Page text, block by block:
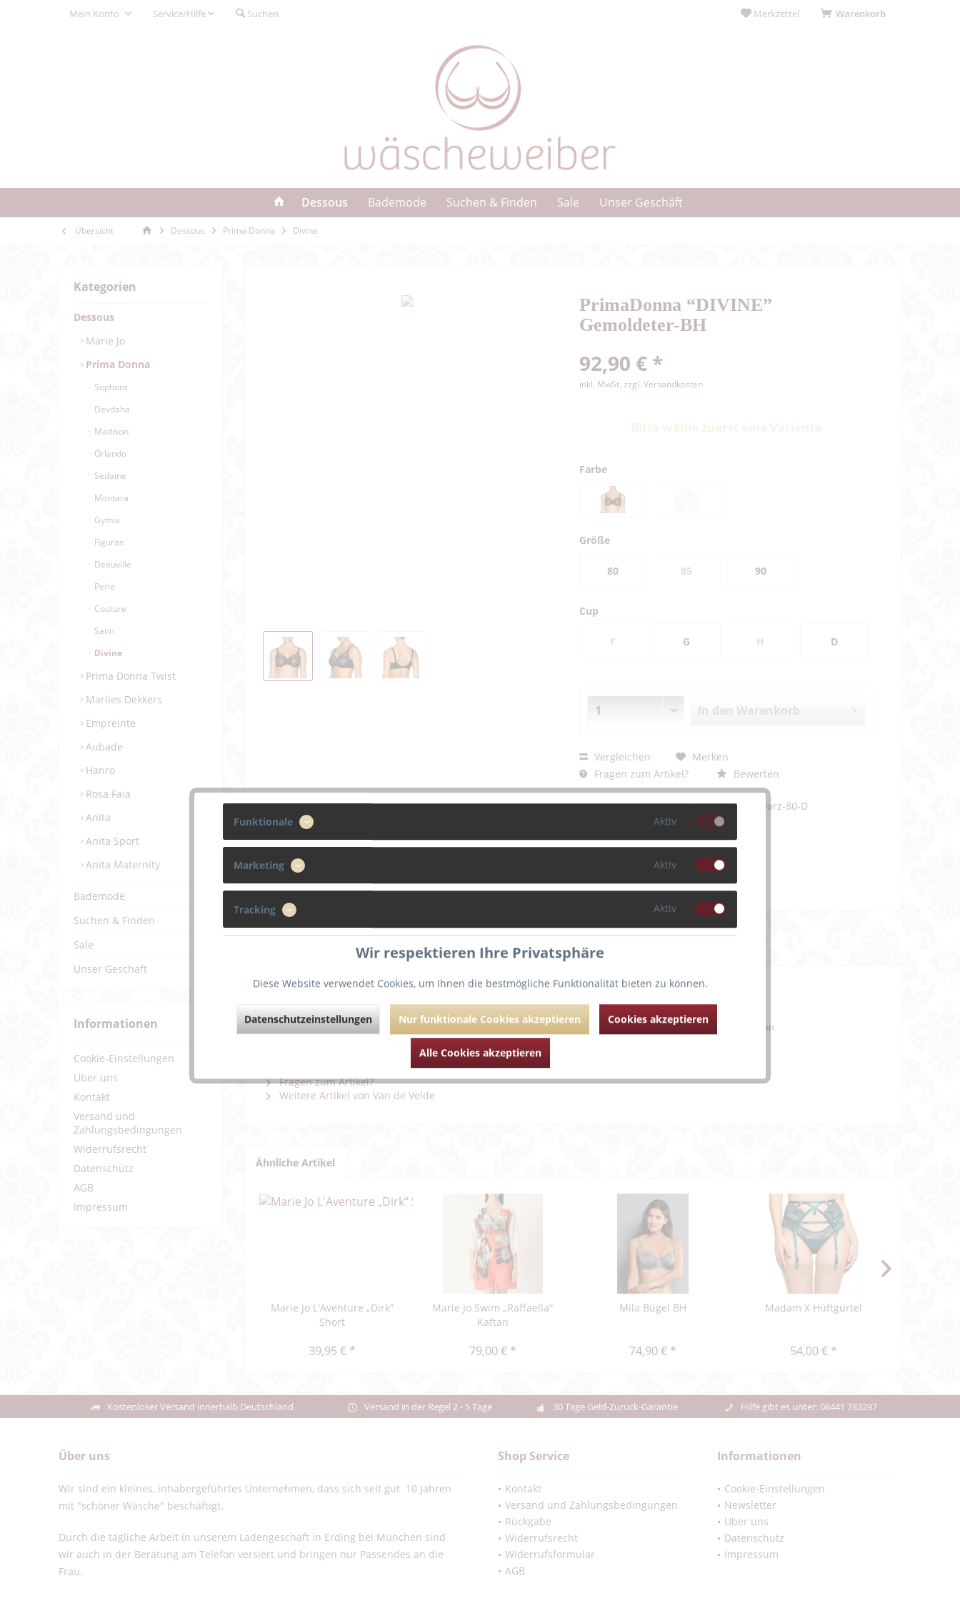
Warenkorb
Merkzettel
Mein Konto Service/Hilfe Suchen
Dessous Bademode Suchen & Finden Sale Unser Geschäft
Übersicht Dessous Prima Donna Divine
Kategorien
Dessous
Marie Jo
Prima Donna
Sophora
Devdaha
Madison
Orlando
Sedaine
Montara
Gythia
Figuras
Deauville
Perle
Couture
Satin
Divine
Prima Donna Twist
Marlies Dekkers
Empreinte
Aubade
Hanro
Rosa Faia
Anita
Anita Sport
Anita Maternity
Bademode
Suchen & Finden
Sale
Unser Geschäft
Informationen
Cookie-Einstellungen
Über uns
Kontakt
Versand und
Zahlungsbedingungen
Widerrufsrecht
Datenschutz
AGB
Impressum
PrimaDonna “DIVINE”
Gemoldeter-BH
92,90 € *
inkl. MwSt. zzgl. Versandkosten
Farbe
Größe
80 85 90
Cup
F G H D
In den Warenkorb
Vergleichen
Merken
Fragen zum Artikel?
Bewerten
Artikel-Nr.: PD016-2650-schwarz-80-D
Bewertungen 0
So lässt sich dieser transparente BH mit nahtlosen Cups und herzförmiger Linienführung beschreiben.
Die Cups bestehen aus vorgeformter französischer Spitze mit Blümchenmuster.
Immer die richtige Wahl, wenn zeitlose Klasse und eine geheimnisvolle Note Ihre Lingerie auszeichnen sollen.
Weiterführende Links zu "PrimaDonna “DIVINE” Gemoldeter-BH"
Fragen zum Artikel?
Weitere Artikel von Van de Velde
Ähnliche Artikel
Marie Jo L'Aventure „Dirk“
Short
39,95 € *
Marie Jo Swim „Raffaella“
Kaftan
79,00 € *
Mila Bügel BH
74,90 € *
Madam X Hüftgürtel
54,00 € *
Kostenloser Versand innerhalb Deutschland Versand in der Regel 2 - 5 Tage 30 Tage Geld-Zurück-Garantie Hilfe gibt es unter: 08441 783297
Über uns
Wir sind ein kleines, inhabergeführtes Unternehmen, dass sich seit gut 10 Jahren
mit "schöner Wäsche" beschäftigt.
Durch die tägliche Arbeit in unserem Ladengeschäft in Erding bei München sind
wir auch in der Beratung am Telefon versiert und bringen nur Passendes an die
Frau.
Shop Service
Kontakt
Versand und Zahlungsbedingungen
Rückgabe
Widerrufsrecht
Widerrufsformular
AGB
Informationen
Cookie-Einstellungen
Newsletter
Über uns
Datenschutz
Impressum
Funktionale Aktiv
Marketing Aktiv
Tracking Aktiv
Wir respektieren Ihre Privatsphäre
Diese Website verwendet Cookies, um Ihnen die bestmögliche Funktionalität bieten zu können.
Datenschutzeinstellungen Nur funktionale Cookies akzeptieren Cookies akzeptieren
Alle Cookies akzeptieren